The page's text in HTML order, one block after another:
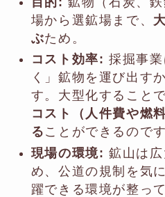
場から選鉱場まで、
ぶため。
コスト効率: 採掘事
く」鉱物を運び出す
す。大型化することで
コスト（人件費や燃
る ことができるのです
現場の環境: 鉱山は
め、公道の規制を気
躍できる環境が整っ